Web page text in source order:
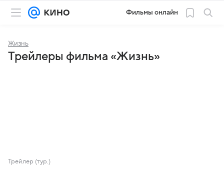
Фильмы онлайн
Жизнь
Трейлеры фильма «Жизнь»
Трейлер (тур.)